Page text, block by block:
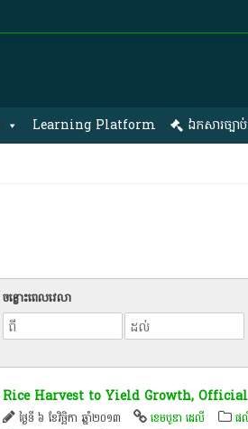
Learning Platform ឯកសារច្បាប់
ចន្លោះពេលវេលា
Rice Harvest to Yield Growth,
ថ្ងៃទី ៦ ខែវិច្ឆិកា ឆ្នាំ២០១៣ ខេមបូឌា ដេលី ផ